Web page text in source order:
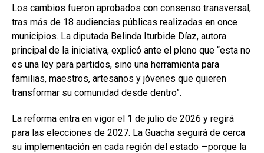
Los cambios fueron aprobados con consenso transversal,
tras más de 18 audiencias públicas realizadas en once
municipios. La diputada Belinda Iturbide Díaz, autora
principal de la iniciativa, explicó ante el pleno que “esta no
es una ley para partidos, sino una herramienta para
familias, maestros, artesanos y jóvenes que quieren
transformar su comunidad desde dentro”.
La reforma entra en vigor el 1 de julio de 2026 y regirá
para las elecciones de 2027. La Guacha seguirá de cerca
su implementación en cada región del estado —porque la